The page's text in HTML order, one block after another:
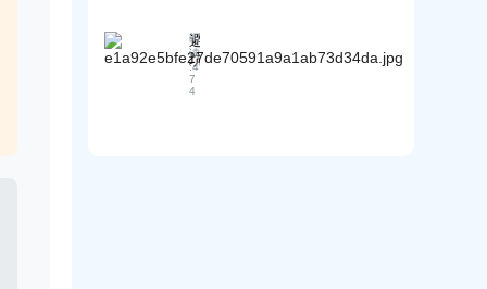
的
外
贸
2
B
出
口
0
个
外
已
经
有
避
坑
指
南
阅
读
:4
7
4